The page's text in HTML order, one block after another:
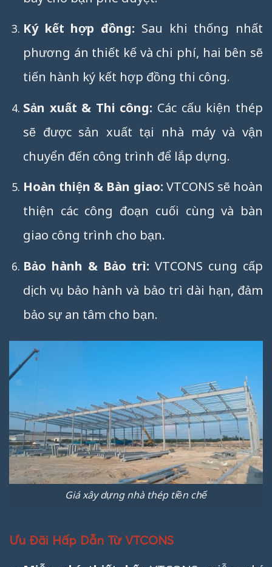
Ký kết hợp đồng: Sau khi thống nhất
phương án thiết kế và chi phí, hai bên sẽ
tiến hành ký kết hợp đồng thi công.
Sản xuất & Thi công: Các cấu kiện thép
sẽ được sản xuất tại nhà máy và vận
chuyển đến công trình để lắp dựng.
Hoàn thiện & Bàn giao: VTCONS sẽ hoàn
thiện các công đoạn cuối cùng và bàn
giao công trình cho bạn.
Bảo hành & Bảo trì: VTCONS cung cấp
dịch vụ bảo hành và bảo trì dài hạn, đảm
bảo sự an tâm cho bạn.
Giá xây dựng nhà thép tiền chế
Ưu Đãi Hấp Dẫn Từ VTCONS